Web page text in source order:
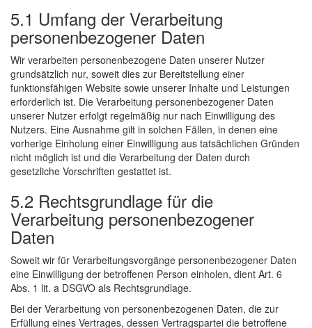
5.1 Umfang der Verarbeitung
personenbezogener Daten
Wir verarbeiten personenbezogene Daten unserer Nutzer
grundsätzlich nur, soweit dies zur Bereitstellung einer
funktionsfähigen Website sowie unserer Inhalte und Leistungen
erforderlich ist. Die Verarbeitung personenbezogener Daten
unserer Nutzer erfolgt regelmäßig nur nach Einwilligung des
Nutzers. Eine Ausnahme gilt in solchen Fällen, in denen eine
vorherige Einholung einer Einwilligung aus tatsächlichen Gründen
nicht möglich ist und die Verarbeitung der Daten durch
gesetzliche Vorschriften gestattet ist.
5.2 Rechtsgrundlage für die
Verarbeitung personenbezogener
Daten
Soweit wir für Verarbeitungsvorgänge personenbezogener Daten
eine Einwilligung der betroffenen Person einholen, dient Art. 6
Abs. 1 lit. a DSGVO als Rechtsgrundlage.
Bei der Verarbeitung von personenbezogenen Daten, die zur
Erfüllung eines Vertrages, dessen Vertragspartei die betroffene